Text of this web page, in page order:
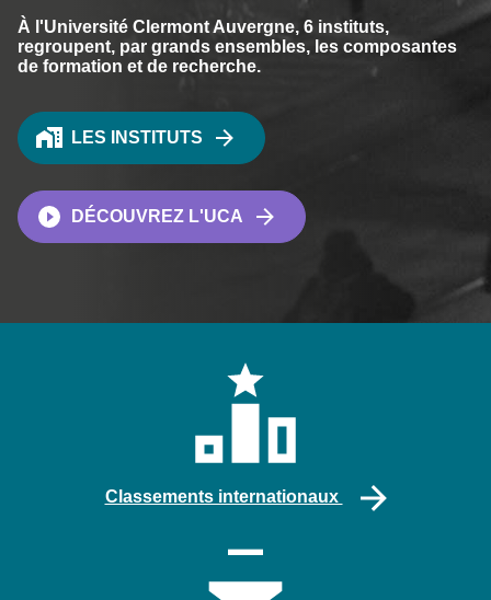
À l'Université Clermont Auvergne, 6 instituts,
regroupent, par grands ensembles, les composantes
de formation et de recherche.
LES INSTITUTS
DÉCOUVREZ L'UCA
Classements internationaux